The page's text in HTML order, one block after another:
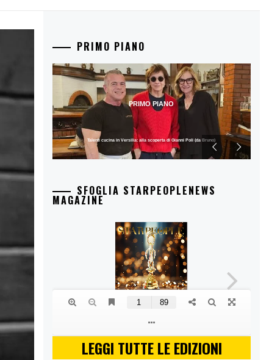
PRIMO PIANO
Talenti cucina in Versilia: alla scoperta di Gianni Poli (da Bruno)
PRIMO PIANO
SFOGLIA STARPEOPLENEWS
MAGAZINE
LEGGI TUTTE LE EDIZIONI